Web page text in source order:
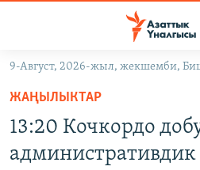
Навигацияга
өтүңүз
салыңыз
9-Август, 2026-жыл, жекшемби,
ЖАҢЫЛЫКТАР
13:20 Кочкордо
административдик